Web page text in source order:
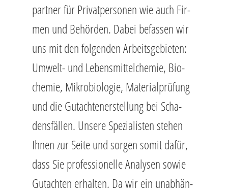
part­ner für Pri­vat­per­so­nen wie auch Fir­
men und Be­hör­den. Dabei be­fas­sen wir
uns mit den fol­gen­den Ar­beits­ge­bie­ten:
Um­welt- und Le­bens­mit­tel­che­mie, Bio­
che­mie, Mi­kro­bio­lo­gie, Ma­te­ri­al­prü­fung
und die Gut­ach­ten­er­stel­lung bei Scha­
dens­fäl­len. Un­se­re Spe­zia­lis­ten ste­hen
Ihnen zur Seite und sor­gen somit dafür,
dass Sie pro­fes­sio­nel­le Ana­ly­sen sowie
Gut­ach­ten er­hal­ten. Da wir ein un­ab­hän­